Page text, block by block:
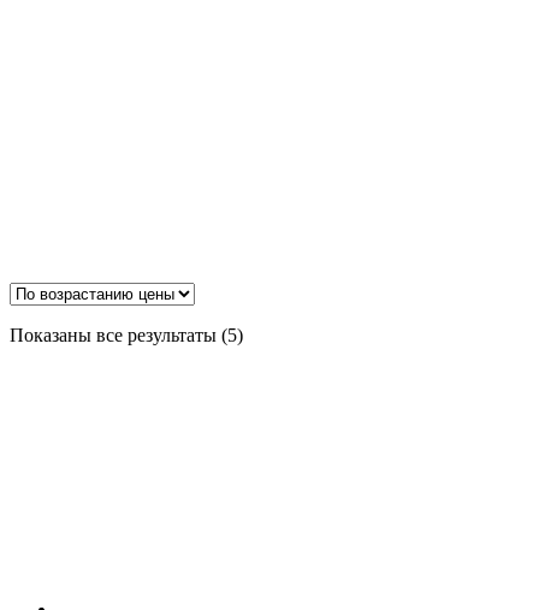
Показаны все результаты (5)Цены: